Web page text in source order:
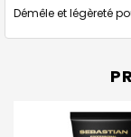
Démêle et légèreté